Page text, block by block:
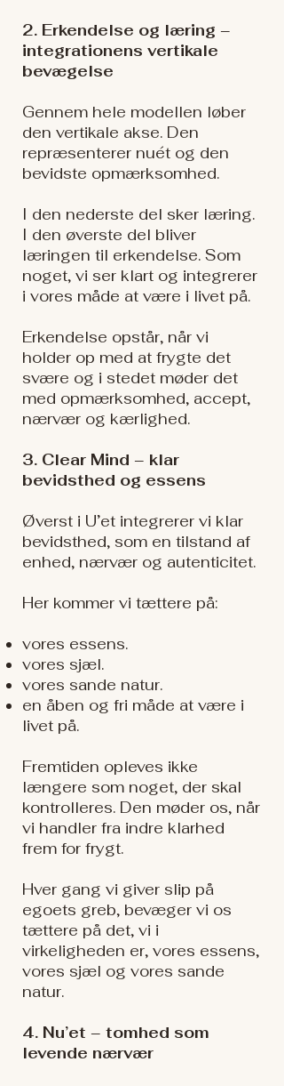
2. Erkendelse og læring –
integrationens vertikale
bevægelse
Gennem hele modellen løber
den vertikale akse. Den
repræsenterer nuét og den
bevidste opmærksomhed.
I den nederste del sker læring.
I den øverste del bliver
læringen til erkendelse. Som
noget, vi ser klart og integrerer
i vores måde at være i livet på.
Erkendelse opstår, når vi
holder op med at frygte det
svære og i stedet møder det
med opmærksomhed, accept,
nærvær og kærlighed.
3. Clear Mind – klar
bevidsthed og essens
Øverst i U’et integrerer vi klar
bevidsthed, som en tilstand af
enhed, nærvær og autenticitet.
Her kommer vi tættere på:
vores essens.
vores sjæl.
vores sande natur.
en åben og fri måde at være i
livet på.
Fremtiden opleves ikke
længere som noget, der skal
kontrolleres. Den møder os, når
vi handler fra indre klarhed
frem for frygt.
Hver gang vi giver slip på
egoets greb, bevæger vi os
tættere på det, vi i
virkeligheden er, vores essens,
vores sjæl og vores sande
natur.
4. Nu’et – tomhed som
levende nærvær